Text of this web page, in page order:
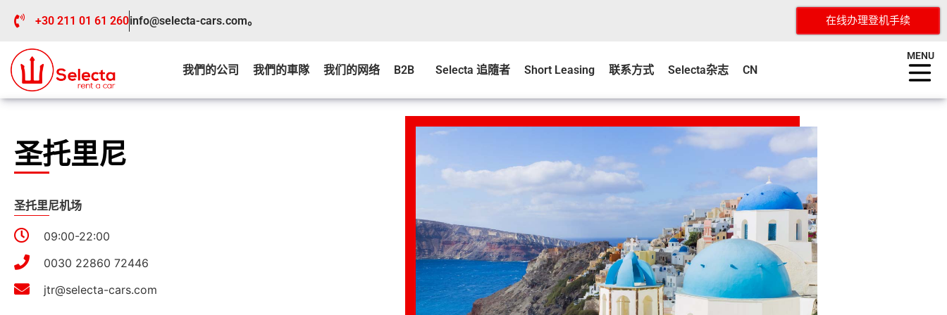
+30 211 01 61 260info@selecta-cars.com。 在线办理登机手续
我們的公司 我們的車隊 我们的网络 B2B Selecta 追隨者 Short Leasing 联系方式 Selecta杂志 CN
MENU
圣托里尼
圣托里尼机场
09:00-22:00
0030 22860 72446
jtr@selecta-cars.com